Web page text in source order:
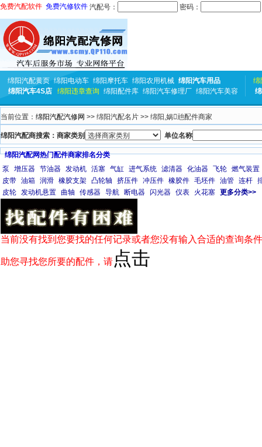
免费汽配软件 免费汽修软件 汽配号： 密码：
绵阳汽配黄页 绵阳电动车 绵阳摩托车 绵阳农用机械 绵阳汽车用品
绵阳汽车4S店
绵阳违章查询 绵阳配件库 绵阳汽车修理厂 绵阳汽车美容
绵
当前位置： 绵阳汽配汽修网 >> 绵阳汽配名片 >> 绵阳,娲兘配件商家
绵阳汽配商搜索：商家类别 单位名称
绵阳汽配网热门配件商家排名分类
泵
增压器 节油器 发动机 活塞 气缸 进气系统 滤清器 化油器 飞轮 燃气装置
皮带 油箱 润滑 橡胶支架 凸轮轴 挤压件 冲压件 橡胶件 毛坯件 油管 连杆
皮轮 发动机悬置 曲轴 传感器 导航 断电器 闪光器 仪表 火花塞 更多分类>>
当前没有找到您要找的任何记录或者您没有输入合适的查询条
助您寻找您所要的配件，请 点击